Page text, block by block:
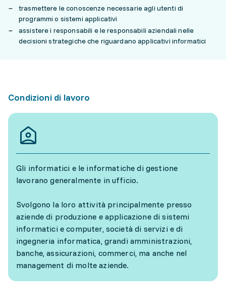
trasmettere le conoscenze necessarie agli utenti di
programmi o sistemi applicativi
assistere i responsabili e le responsabili aziendali nelle
decisioni strategiche che riguardano applicativi informatici
Condizioni di lavoro
Gli informatici e le informatiche di gestione
lavorano generalmente in ufficio.
Svolgono la loro attività principalmente presso
aziende di produzione e applicazione di sistemi
informatici e computer, società di servizi e di
ingegneria informatica, grandi amministrazioni,
banche, assicurazioni, commerci, ma anche nel
management di molte aziende.